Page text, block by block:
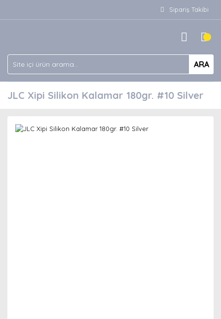
Sipariş Takibi
ARA
JLC Xipi Silikon Kalamar 180gr. #10 Silver